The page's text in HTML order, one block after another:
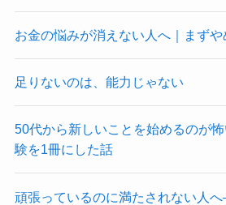
お金の悩みが消えない人へ｜まず
足りないのは、能力じゃない
50代から新しいことを始めるのが
験を1冊にした話
頑張っているのに満たされない人